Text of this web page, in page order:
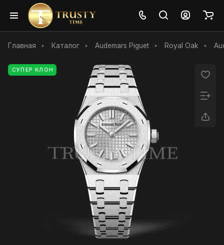
Главная Каталог Audemars Piguet Royal Oak
СУПЕР КЛОН